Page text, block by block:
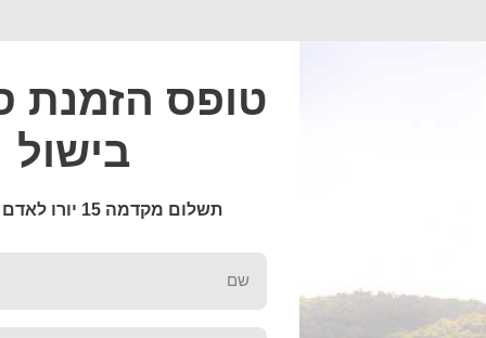
טופס הזמנת
בישול
תשלום מקדמה 15 יורו לאדם (=65 שח)